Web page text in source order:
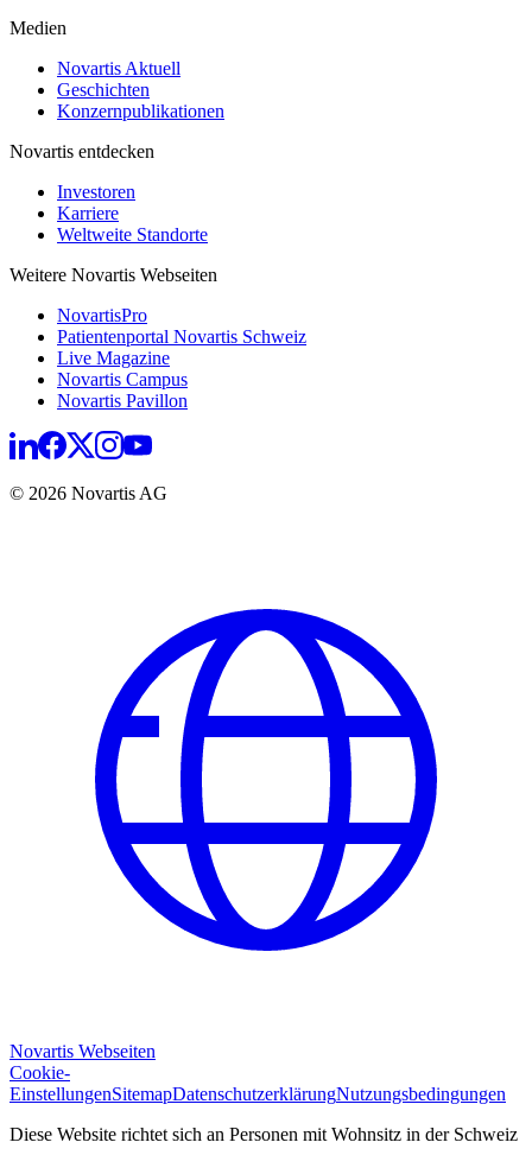
Medien
Novartis Aktuell
Geschichten
Konzernpublikationen
Novartis entdecken
Investoren
Karriere
Weltweite Standorte
Weitere Novartis Webseiten
NovartisPro
Patientenportal Novartis Schweiz
Live Magazine
Novartis Campus
Novartis Pavillon
© 2026 Novartis AG
Novartis Webseiten
Cookie-
EinstellungenSitemapDatenschutzerklärungNutzungsbedingungen
Diese Website richtet sich an Personen mit Wohnsitz in der Schweiz